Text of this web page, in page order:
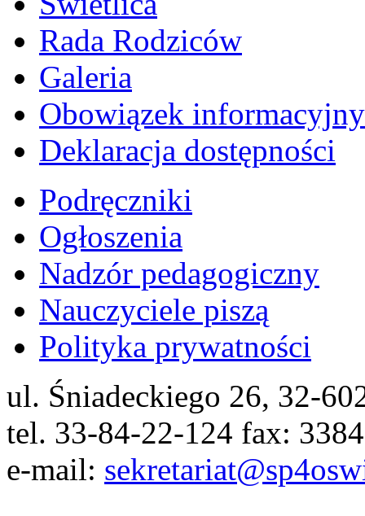
Rada Rodziców
Galeria
Obowiązek informacyjny
Deklaracja dostępności
Podręczniki
Ogłoszenia
Nadzór pedagogiczny
Nauczyciele piszą
Polityka prywatności
ul. Śniadeckiego 26, 32-
tel. 33-84-22-124 fax:
e-mail: